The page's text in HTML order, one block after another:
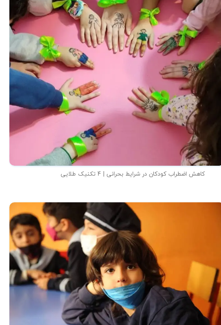
کاهش اضطراب کودکان در شرایط بحرانی | 4 تکنیک طلایی